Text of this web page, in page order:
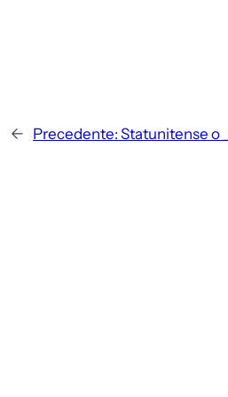
← Precedente: Statunitense o __